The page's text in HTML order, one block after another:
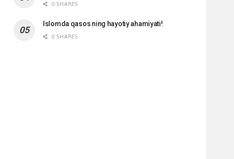
0 SHARES
Islomda qasos ning hayotiy ahamiyati!
0 SHARES